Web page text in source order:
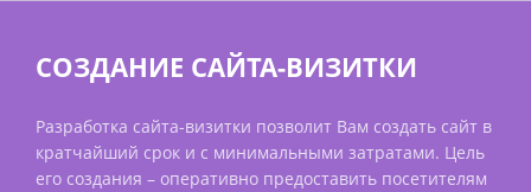
СОЗДАНИЕ САЙТА-ВИЗИТКИ
Разработка сайта-визитки позволит Вам создать сайт в
кратчайший срок и с минимальными затратами. Цель
его создания – оперативно предоставить посетителям